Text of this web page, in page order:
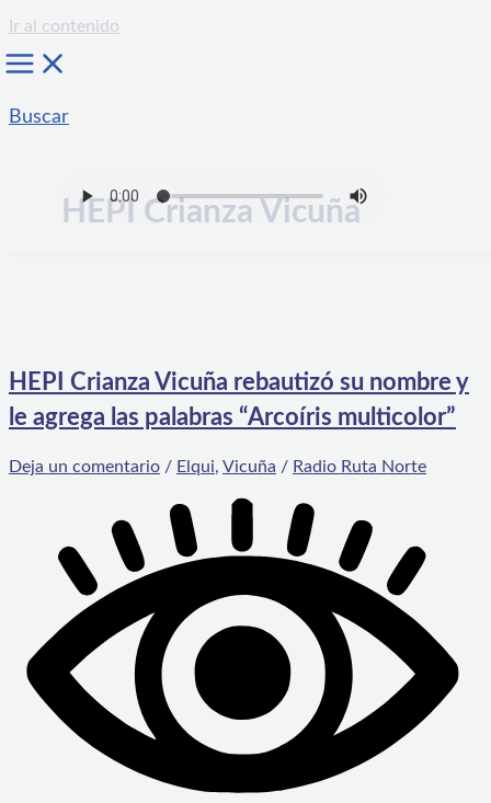
Ir al contenido
Buscar
HEPI Crianza Vicuña
HEPI Crianza Vicuña rebautizó su nombre y
le agrega las palabras “Arcoíris multicolor”
Deja un comentario / Elqui, Vicuña / Radio Ruta Norte